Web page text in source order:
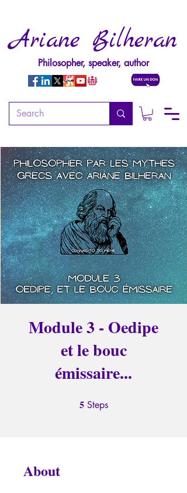
Ariane Bilheran
Philosopher, speaker, author
Module 3 - Oedipe
et le bouc
émissaire...
5 Steps
About